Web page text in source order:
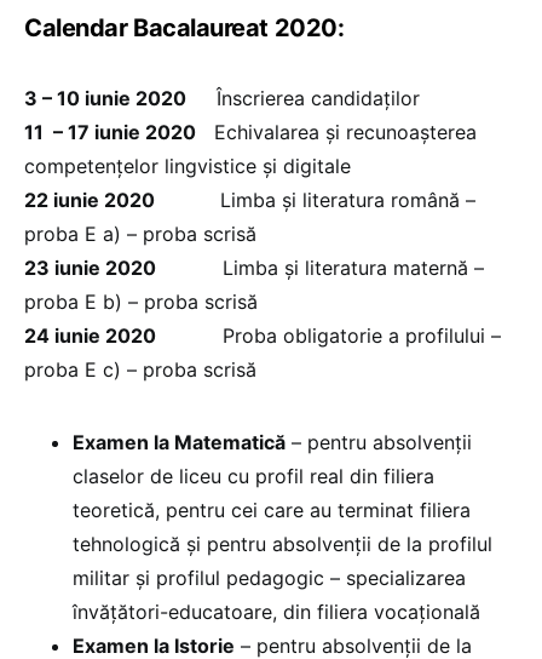
Calendar Bacalaureat 2020:
3 – 10 iunie 2020 Înscrierea candidaților
11 – 17 iunie 2020 Echivalarea și recunoașterea
competențelor lingvistice și digitale
22 iunie 2020
Limba și literatura română –
proba E a) – proba scrisă
23 iunie 2020 Limba și literatura maternă –
proba E b) – proba scrisă
24 iunie 2020 Proba obligatorie a profilului –
proba E c) – proba scrisă
Examen la Matematică – pentru absolvenții
claselor de liceu cu profil real din filiera
teoretică, pentru cei care au terminat filiera
tehnologică și pentru absolvenții de la profilul
militar și profilul pedagogic – specializarea
învățători-educatoare, din filiera vocațională
Examen la Istorie – pentru absolvenții de la